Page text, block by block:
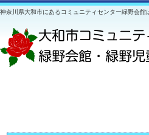
神奈川県大和市にあるコミュニティセンター緑野会